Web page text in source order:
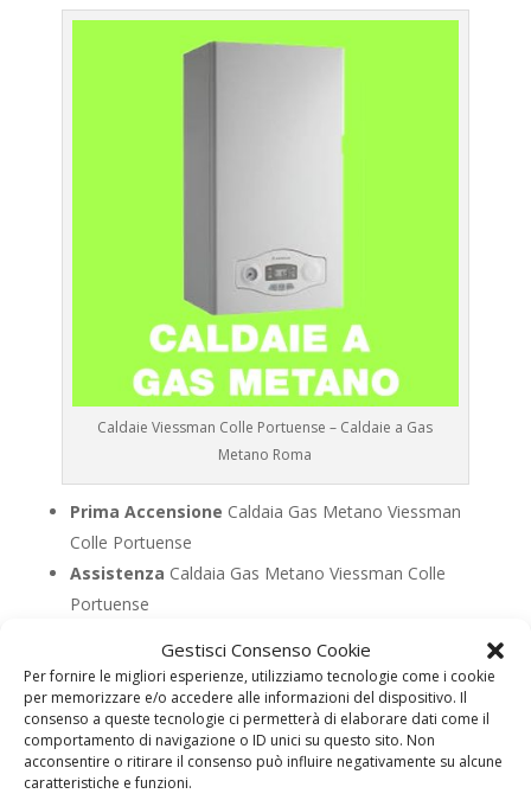
Gestisci Consenso Cookie
Per fornire le migliori esperienze, utilizziamo tecnologie come i cookie
per memorizzare e/o accedere alle informazioni del dispositivo. Il
consenso a queste tecnologie ci permetterà di elaborare dati come il
comportamento di navigazione o ID unici su questo sito. Non
acconsentire o ritirare il consenso può influire negativamente su alcune
caratteristiche e funzioni.
Caldaie Viessman Colle Portuense – Caldaie a Gas
Metano Roma
Prima Accensione Caldaia Gas Metano Viessman
Colle Portuense
Assistenza Caldaia Gas Metano Viessman Colle
Portuense
Portuense
Riparazione Caldaia Gas Metano Viessman Colle
Portuense
Pronto InterventoCaldaia Gas Metano Viessman
Colle Portuense